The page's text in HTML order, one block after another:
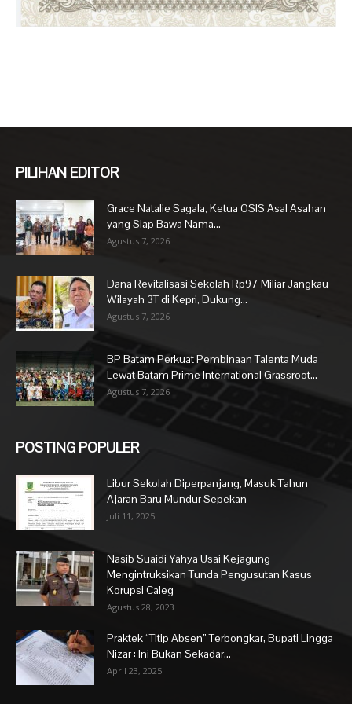
PILIHAN EDITOR
Grace Natalie Sagala, Ketua OSIS Asal Asahan
yang Siap Bawa Nama...
Agustus 7, 2026
Dana Revitalisasi Sekolah Rp97 Miliar Jangkau
Wilayah 3T di Kepri, Dukung...
Agustus 7, 2026
BP Batam Perkuat Pembinaan Talenta Muda
Lewat Batam Prime International Grassroot...
Agustus 7, 2026
POSTING POPULER
Libur Sekolah Diperpanjang, Masuk Tahun
Ajaran Baru Mundur Sepekan
Juli 11, 2025
Nasib Suaidi Yahya Usai Kejagung
Mengintruksikan Tunda Pengusutan Kasus
Korupsi Caleg
Agustus 28, 2023
Praktek “Titip Absen” Terbongkar, Bupati Lingga
Nizar : Ini Bukan Sekadar...
April 23, 2025